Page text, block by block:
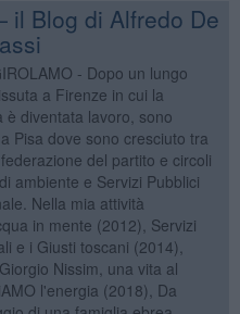
il Blog di Alfredo De
- Dopo un lungo
a Firenze in cui la
è diventata lavoro, sono
Pisa dove sono cresciuto tra
del partito e circoli
ambiente e Servizi Pubblici
Nella mia attività
in mente (2012), Servizi
e i Giusti toscani (2014),
Nissim, una vita al
l'energia (2018), Da